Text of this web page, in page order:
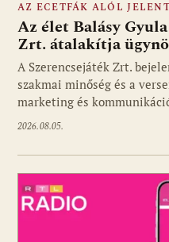
Fotó: media1.hu
AZ ECETFÁK ALÓL
Az élet Balásy
Zrt. átalakítja
A Szerencsejáték Zrt.
szakmai minőség és a
marketing és
2026.08.05.